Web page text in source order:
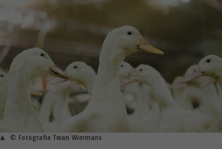
© Fotografie Twan Wiermans